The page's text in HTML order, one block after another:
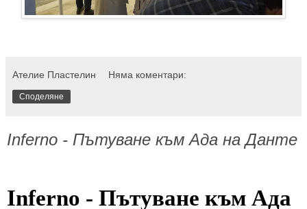
Ателие Пластелин Няма коментари:
Споделяне
Inferno - Пътуване към Ада на Данте
Inferno - Пътуване към Ада